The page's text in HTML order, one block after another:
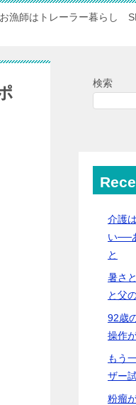
漁師はトレーラー暮らし
検索
介護
い──
と
暑さ
と父
92歳
操作
もう
ザー
粉瘤